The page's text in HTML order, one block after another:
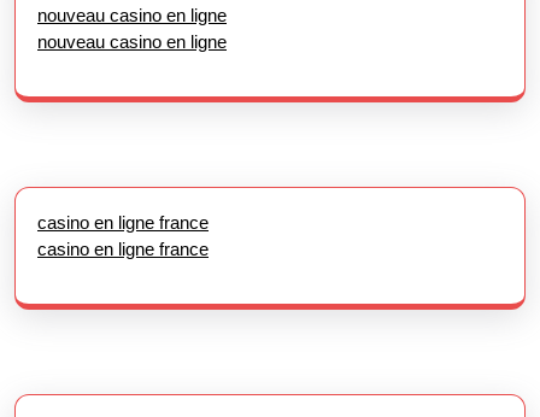
nouveau casino en ligne
nouveau casino en ligne
casino en ligne france
casino en ligne france